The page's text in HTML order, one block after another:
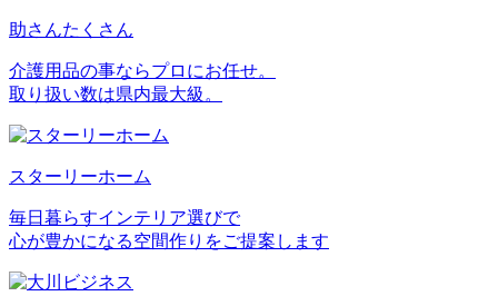
助さんたくさん
介護用品の事ならプロにお任せ。
取り扱い数は県内最大級。
スターリーホーム
毎日暮らすインテリア選びで
心が豊かになる空間作りをご提案します